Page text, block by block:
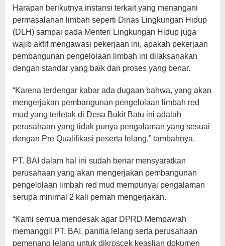
Harapan berikutnya instansi terkait yang menangani
permasalahan limbah seperti Dinas Lingkungan Hidup
(DLH) sampai pada Menteri Lingkungan Hidup juga
wajib aktif mengawasi pekerjaan ini, apakah pekerjaan
pembangunan pengelolaan limbah ini dilaksanakan
dengan standar yang baik dan proses yang benar.
“Karena terdengar kabar ada dugaan bahwa, yang akan
mengerjakan pembangunan pengelolaan limbah red
mud yang terletak di Desa Bukit Batu ini adalah
perusahaan yang tidak punya pengalaman yang sesuai
dengan Pre Qualifikasi peserta lelang,” tambahnya.
PT. BAI dalam hal ini sudah benar mensyaratkan
perusahaan yang akan mengerjakan pembangunan
pengelolaan limbah red mud mempunyai pengalaman
serupa minimal 2 kali pernah mengerjakan.
“Kami semua mendesak agar DPRD Mempawah
memanggil PT. BAI, panitia lelang serta perusahaan
pemenang lelang untuk dikroscek keaslian dokumen